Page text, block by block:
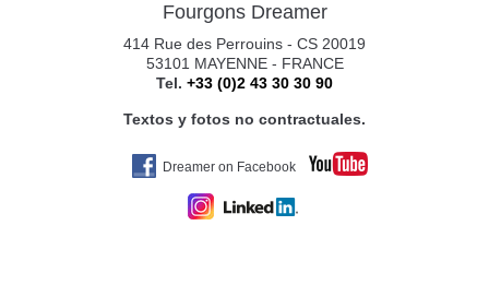
CARAVANAS EUROPEAS PAMPLONA S.
POL. CIUDAD D. TRANSP. C/RIO ARGA 2
31119 IMARCOAIN (PAMPLONA)
Tel. +34 675 945 483
Fourgons Dreamer
414 Rue des Perrouins - CS 20019
53101 MAYENNE - FRANCE
Tel. +33 (0)2 43 30 30 90
Textos y fotos no contractuales.
Dreamer on Facebook